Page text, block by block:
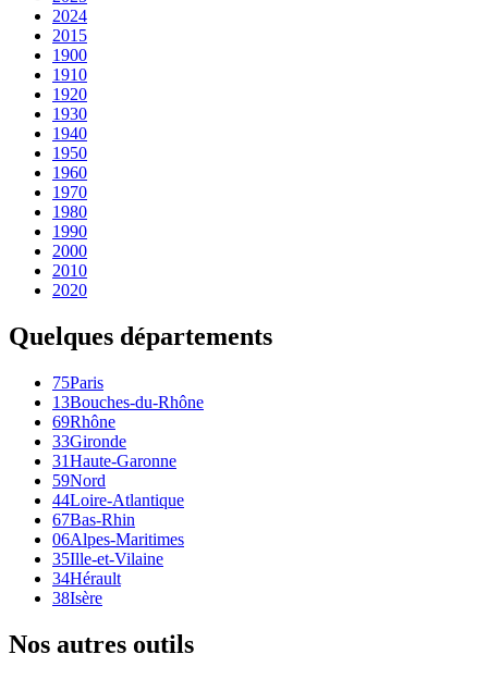
2024
2015
1900
1910
1920
1930
1940
1950
1960
1970
1980
1990
2000
2010
2020
Quelques départements
75Paris
13Bouches-du-Rhône
69Rhône
33Gironde
31Haute-Garonne
59Nord
44Loire-Atlantique
67Bas-Rhin
06Alpes-Maritimes
35Ille-et-Vilaine
34Hérault
38Isère
Nos autres outils